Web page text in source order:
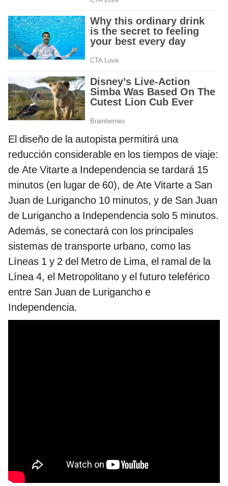
El diseño de la autopista permitirá una
reducción considerable en los tiempos de viaje:
de Ate Vitarte a Independencia se tardará 15
minutos (en lugar de 60), de Ate Vitarte a San
Juan de Lurigancho 10 minutos, y de San Juan
de Lurigancho a Independencia solo 5 minutos.
Además, se conectará con los principales
sistemas de transporte urbano, como las
Líneas 1 y 2 del Metro de Lima, el ramal de la
Línea 4, el Metropolitano y el futuro teleférico
entre San Juan de Lurigancho e
Independencia.